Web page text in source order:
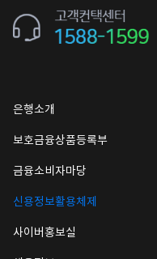
은행소개
보호금융상품등록부
금융소비자마당
신용정보활용체제
사이버홍보실